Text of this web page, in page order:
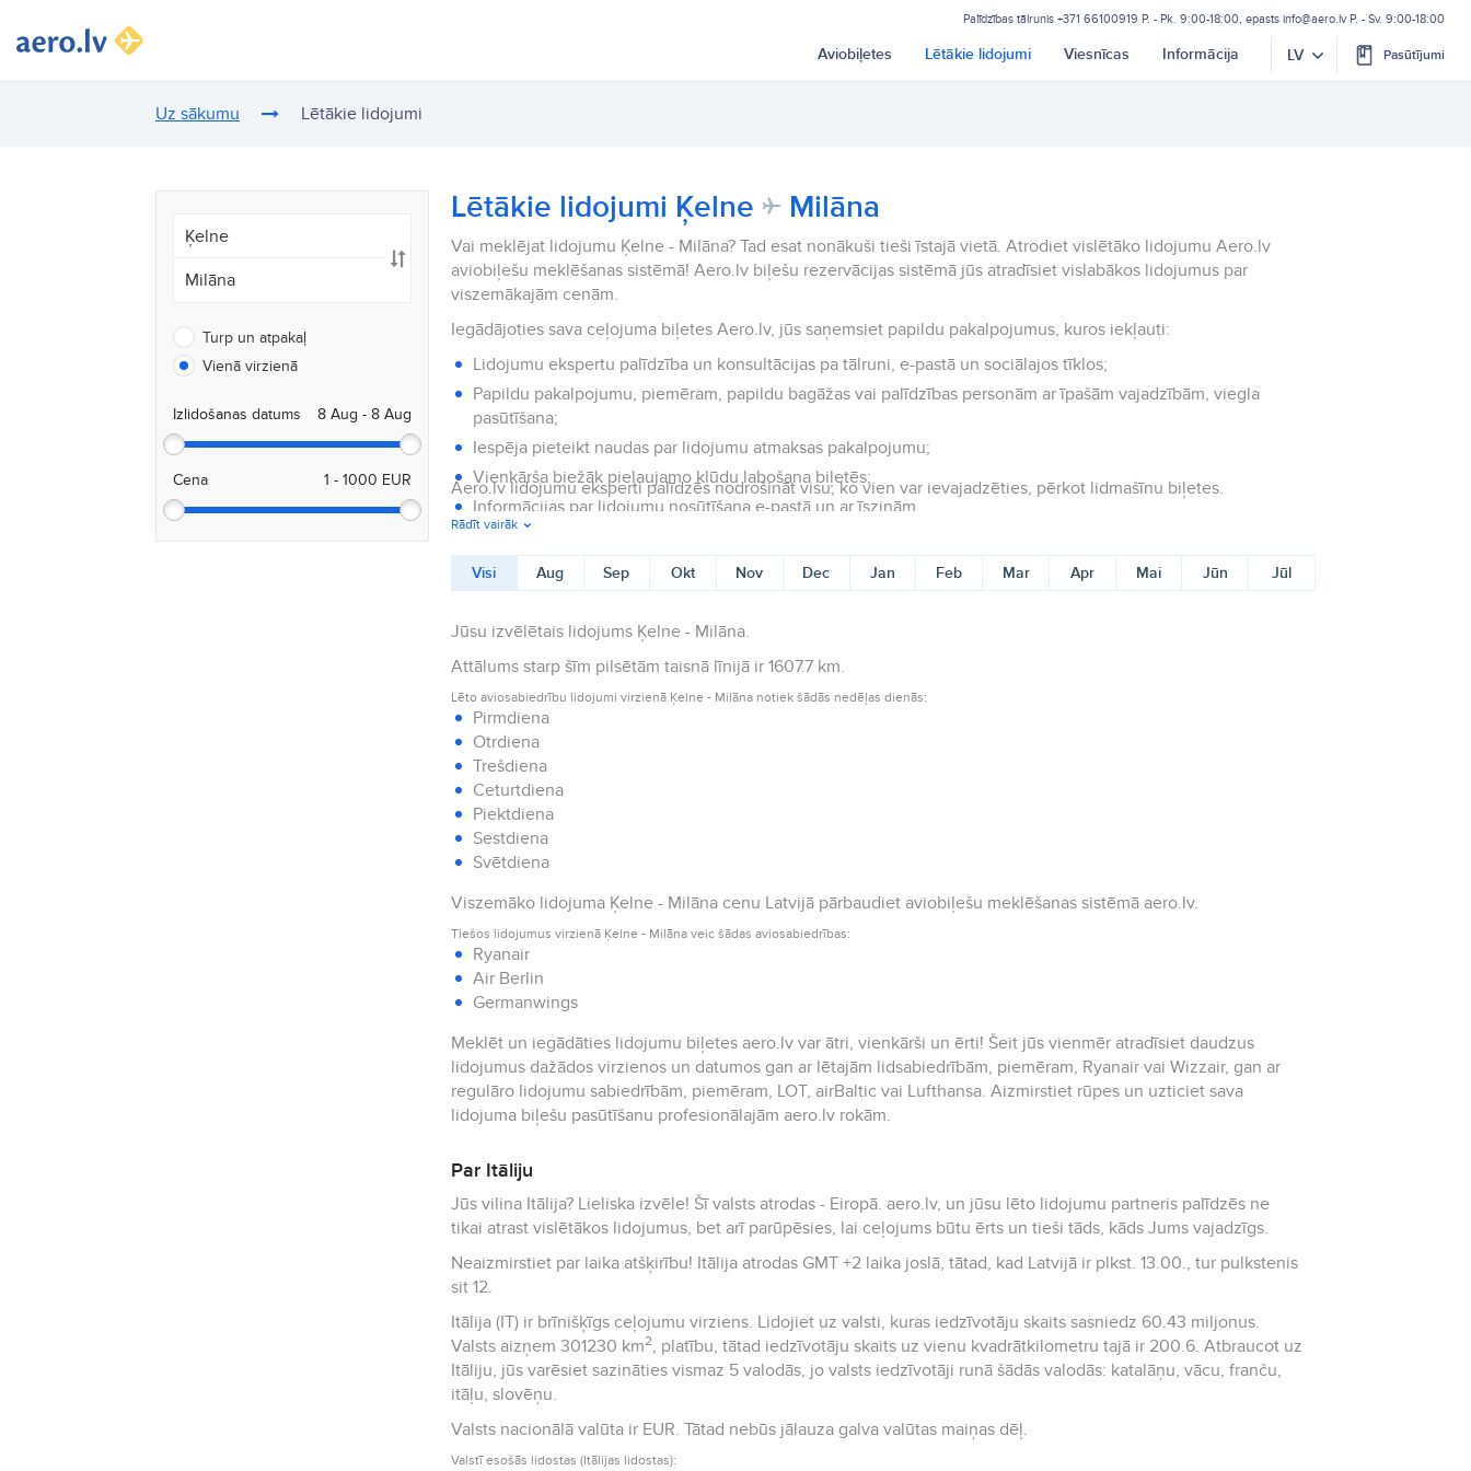
Palīdzības tālrunis +371 66100919 P. - Pk. 9:00-18:00, epasts info@aero.lv P. - Sv. 9:00-18:00
Aviobiļetes Lētākie lidojumi Viesnīcas Informācija LV Pasūtījumi
Uz sākumu Lētākie lidojumi
Turp un atpakaļ
Vienā virzienā
Izlidošanas datums
Cena
Lētākie lidojumi Ķelne Milāna
Vai meklējat lidojumu Ķelne - Milāna? Tad esat nonākuši tieši īstajā vietā. Atrodiet vislētāko lidojumu Aero.lv
aviobiļešu meklēšanas sistēmā! Aero.lv biļešu rezervācijas sistēmā jūs atradīsiet vislabākos lidojumus par
viszemākajām cenām.
Iegādājoties sava ceļojuma biļetes Aero.lv, jūs saņemsiet papildu pakalpojumus, kuros iekļauti:
Lidojumu ekspertu palīdzība un konsultācijas pa tālruni, e-pastā un sociālajos tīklos;
Papildu pakalpojumu, piemēram, papildu bagāžas vai palīdzības personām ar īpašām vajadzībām, viegla
pasūtīšana;
Iespēja pieteikt naudas par lidojumu atmaksas pakalpojumu;
Vienkārša biežāk pieļaujamo kļūdu labošana biļetēs;
Informācijas par lidojumu nosūtīšana e-pastā un ar īsziņām.
Aero.lv lidojumu eksperti palīdzēs nodrošināt visu, ko vien var ievajadzēties, pērkot lidmašīnu biļetes.
Rādīt vairāk
Visi Aug Sep Okt Nov Dec Jan Feb Mar Apr Mai Jūn Jūl
Jūsu izvēlētais lidojums Ķelne - Milāna.
Attālums starp šīm pilsētām taisnā līnijā ir 1607.7 km.
Lēto aviosabiedrību lidojumi virzienā Ķelne - Milāna notiek šādās nedēļas dienās:
Pirmdiena
Otrdiena
Trešdiena
Ceturtdiena
Piektdiena
Sestdiena
Svētdiena
Viszemāko lidojuma Ķelne - Milāna cenu Latvijā pārbaudiet aviobiļešu meklēšanas sistēmā aero.lv.
Tiešos lidojumus virzienā Ķelne - Milāna veic šādas aviosabiedrības:
Ryanair
Air Berlin
Germanwings
Meklēt un iegādāties lidojumu biļetes aero.lv var ātri, vienkārši un ērti! Šeit jūs vienmēr atradīsiet daudzus
lidojumus dažādos virzienos un datumos gan ar lētajām lidsabiedrībām, piemēram, Ryanair vai Wizzair, gan ar
regulāro lidojumu sabiedrībām, piemēram, LOT, airBaltic vai Lufthansa. Aizmirstiet rūpes un uzticiet sava
lidojuma biļešu pasūtīšanu profesionālajām aero.lv rokām.
Par Itāliju
Jūs vilina Itālija? Lieliska izvēle! Šī valsts atrodas - Eiropā. aero.lv, un jūsu lēto lidojumu partneris palīdzēs ne
tikai atrast vislētākos lidojumus, bet arī parūpēsies, lai ceļojums būtu ērts un tieši tāds, kāds Jums vajadzīgs.
Neaizmirstiet par laika atšķirību! Itālija atrodas GMT +2 laika joslā, tātad, kad Latvijā ir plkst. 13.00., tur pulkstenis
sit 12.
Itālija (IT) ir brīnišķīgs ceļojumu virziens. Lidojiet uz valsti, kuras iedzīvotāju skaits sasniedz 60.43 miljonus.
Valsts aizņem 301230 km2, platību, tātad iedzīvotāju skaits uz vienu kvadrātkilometru tajā ir 200.6. Atbraucot uz
Itāliju, jūs varēsiet sazināties vismaz 5 valodās, jo valsts iedzīvotāji runā šādās valodās: katalāņu, vācu, franču,
itāļu, slovēņu.
Valsts nacionālā valūta ir EUR. Tātad nebūs jālauza galva valūtas maiņas dēļ.
Valstī esošās lidostas (Itālijas lidostas):